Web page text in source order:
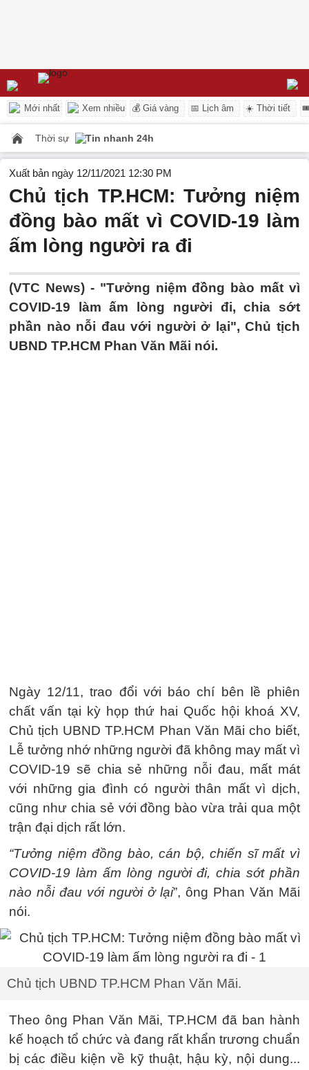
Mới nhất Xem nhiều 💰 Giá vàng 📅 Lịch âm ☀️ Thời tiết
Thời sự Tin nhanh 24h
Xuất bản ngày 12/11/2021 12:30 PM
Chủ tịch TP.HCM: Tưởng niệm
đồng bào mất vì COVID-19 làm
ấm lòng người ra đi
(VTC News) - "Tưởng niệm đồng bào mất vì
COVID-19 làm ấm lòng người đi, chia sớt
phần nào nỗi đau với người ở lại", Chủ tịch
UBND TP.HCM Phan Văn Mãi nói.
Ngày 12/11, trao đổi với báo chí bên lề phiên
chất vấn tại kỳ họp thứ hai Quốc hội khoá XV,
Chủ tịch UBND TP.HCM Phan Văn Mãi cho biết,
Lễ tưởng nhớ những người đã không may mất vì
COVID-19 sẽ chia sẻ những nỗi đau, mất mát
với những gia đình có người thân mất vì dịch,
cũng như chia sẻ với đồng bào vừa trải qua một
trận đại dịch rất lớn.
“Tưởng niệm đồng bào, cán bộ, chiến sĩ mất vì
COVID-19 làm ấm lòng người đi, chia sớt phần
nào nỗi đau với người ở lại”, ông Phan Văn Mãi
nói.
Chủ tịch UBND TP.HCM Phan Văn Mãi.
Theo ông Phan Văn Mãi, TP.HCM đã ban hành
kế hoạch tổ chức và đang rất khẩn trương chuẩn
bị các điều kiện về kỹ thuật, hậu kỳ, nội dung...